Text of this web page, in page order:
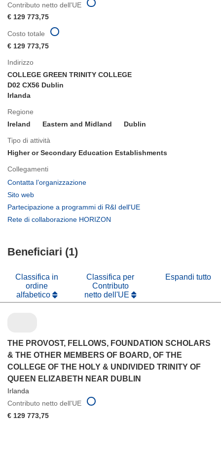
Contributo netto dell'UE
€ 129 773,75
Indirizzo
COLLEGE GREEN TRINITY COLLEGE
D02 CX56 Dublin
Irlanda
Regione
Ireland
Eastern and Midland Dublin
Tipo di attività
Higher or Secondary Education Establishments
Collegamenti
Contatta l’organizzazione
nuova
Sito web
apre
finestra)
Partecipazione a programmi di R&I dell'UE
Rete di collaborazione HORIZON
Costo totale
€ 129 773,75
Beneficiari (1)
Classifica in
ordine
alfabetico
Classifica per
Contributo
netto dell'UE
Espandi tutto
THE PROVOST, FELLOWS, FOUNDATION SCHOLARS
& THE OTHER MEMBERS OF BOARD, OF THE
COLLEGE OF THE HOLY & UNDIVIDED TRINITY OF
QUEEN ELIZABETH NEAR DUBLIN
Irlanda
Contributo netto dell'UE
€ 129 773,75